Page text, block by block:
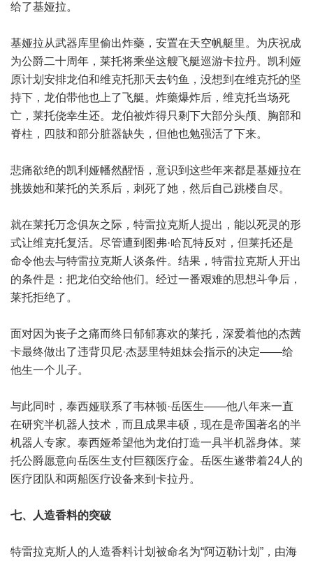
给了基娅拉。
基娅拉从武器库里偷出炸藥，安置在天空帆艇里。为庆祝成
为公爵二十周年，莱托将乘坐这艘飞艇巡游卡拉丹。凯利娅
原计划安排龙伯和维克托那天去钓鱼，没想到在维克托的坚
持下，龙伯带他也上了飞艇。炸藥爆炸后，维克托当场死
亡，莱托侥幸生还。龙伯被炸得只剩下大部分头颅、胸部和
脊柱，四肢和部分脏器缺失，但他也勉强活了下来。
悲痛欲绝的凯利娅幡然醒悟，意识到这些年来都是基娅拉在
挑拨她和莱托的关系后，刺死了她，然后自己跳楼自尽。
就在莱托万念俱灰之际，特雷拉克斯人提出，能以死灵的形
式让维克托复活。尽管遭到图弗·哈瓦特反对，但莱托还是
命令他去与特雷拉克斯人谈条件。结果，特雷拉克斯人开出
的条件是：把龙伯交给他们。经过一番艰难的思想斗争后，
莱托拒绝了。
面对因为丧子之痛而终日郁郁寡欢的莱托，深爱着他的杰茜
卡最终做出了违背贝尼·杰瑟里特姐妹会指示的决定——给
他生一个儿子。
与此同时，泰西娅联系了韦林顿·岳医生——他八年来一直
在研究半机器人技术，而且成果丰硕，现在是帝国著名的半
机器人专家。泰西娅希望他为龙伯打造一具半机器身体。莱
托公爵愿意向岳医生支付巨额医疗金。岳医生遂带着24人的
医疗团队和两船医疗设备来到卡拉丹。
七、人造香料的突破
特雷拉克斯人的人造香料计划被命名为“阿迈勒计划”，由海